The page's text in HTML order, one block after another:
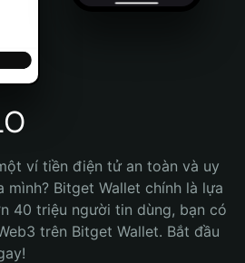
ví tiền điện tử an toàn và uy
mình? Bitget Wallet chính là lựa
40 triệu người tin dùng, bạn có
trên Bitget Wallet. Bắt đầu